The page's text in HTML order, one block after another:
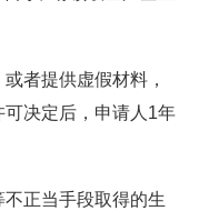
者提供虚假材料，
决定后，申请人1年
不正当手段取得的生